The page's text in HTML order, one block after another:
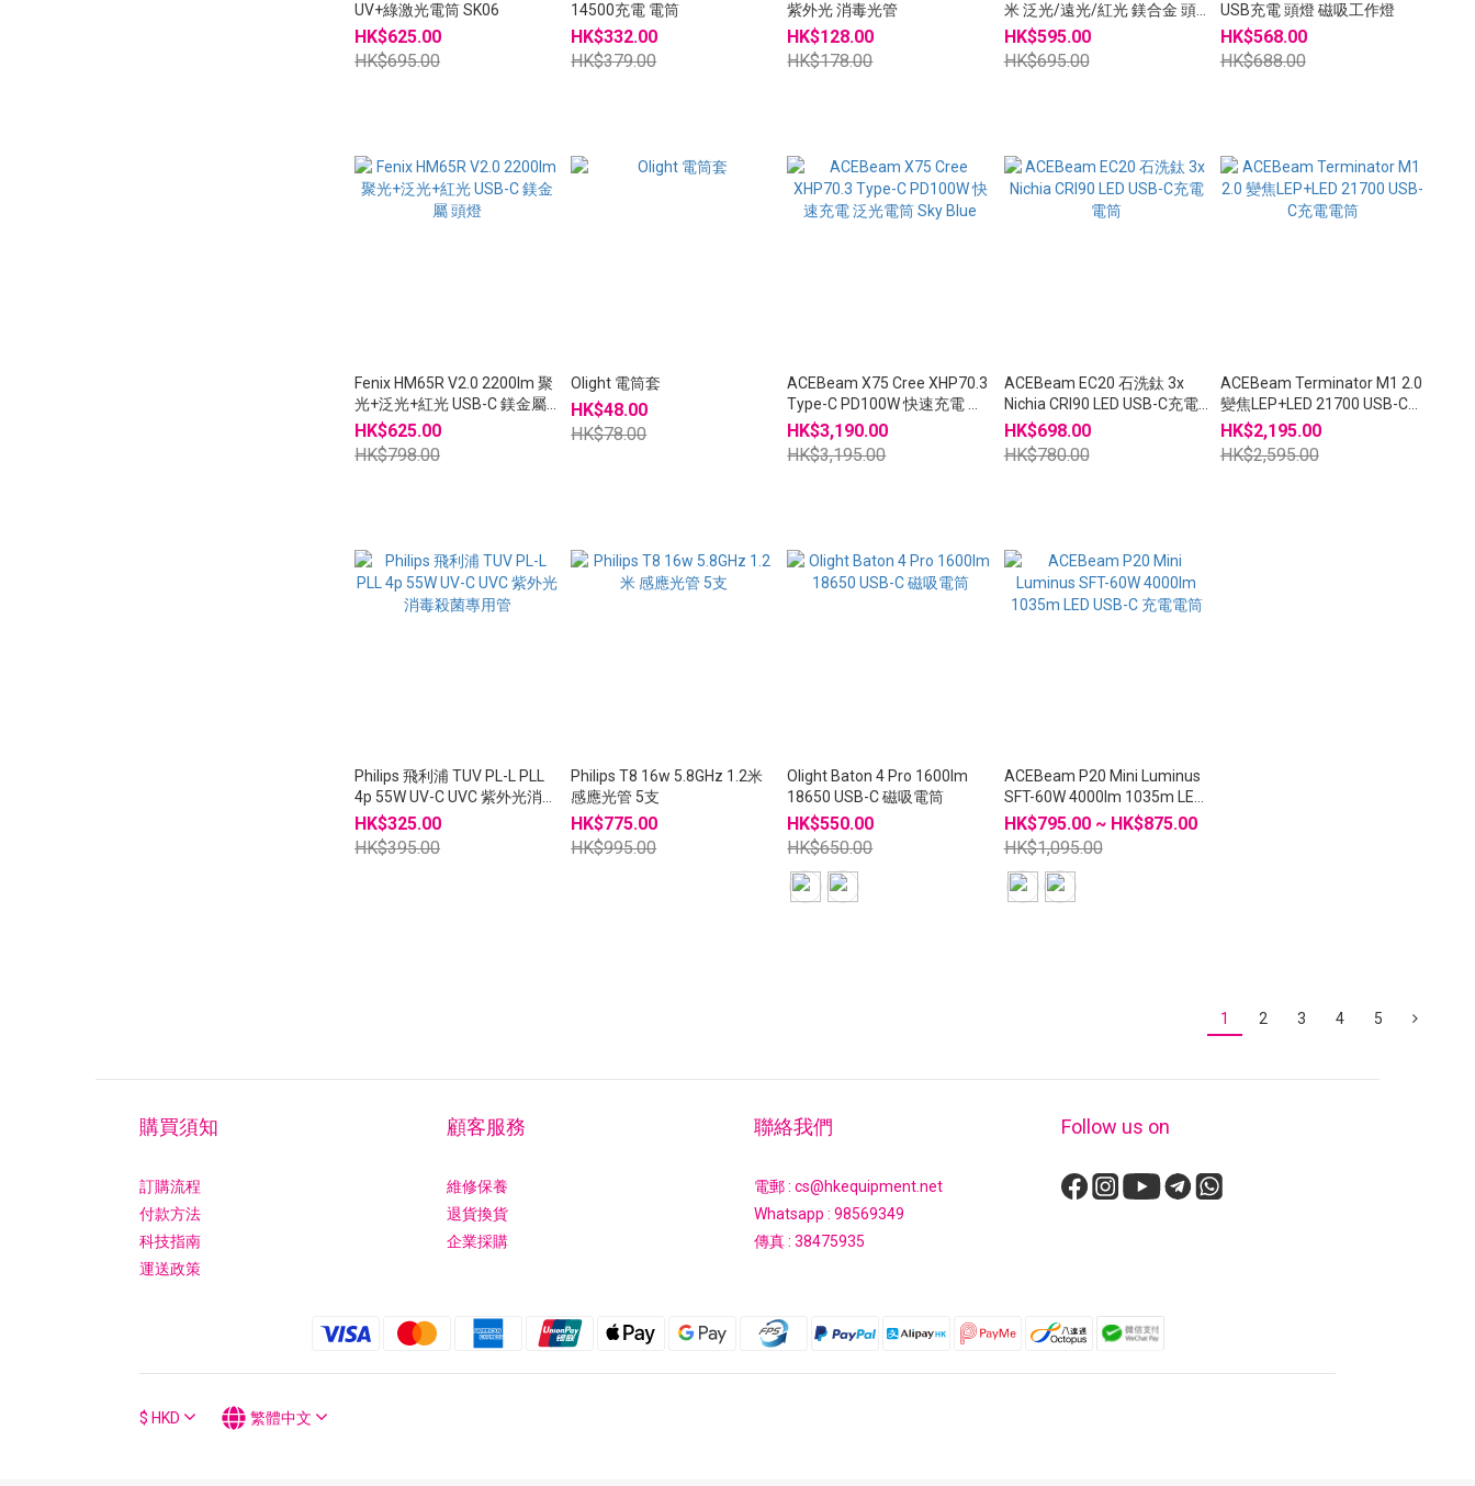
UV+綠激光電筒 SK06
HK$625.00
HK$695.00
14500充電 電筒
HK$332.00
HK$379.00
紫外光 消毒光管
HK$128.00
HK$178.00
米 泛光/遠光/紅光 鎂合金 頭
盔燈
HK$595.00
HK$695.00
USB充電 頭燈 磁吸工作燈
HK$568.00
HK$688.00
Fenix HM65R V2.0 2200lm 聚
光+泛光+紅光 USB-C 鎂金屬
頭燈
HK$625.00
HK$798.00
Olight 電筒套
HK$48.00
HK$78.00
ACEBeam X75 Cree XHP70.3
Type-C PD100W 快速充電 泛
光電筒 Sky Blue
HK$3,190.00
HK$3,195.00
ACEBeam EC20 石洗鈦 3x
Nichia CRI90 LED USB-C充電
電筒
HK$698.00
HK$780.00
ACEBeam Terminator M1 2.0
變焦LEP+LED 21700 USB-C充
電電筒
HK$2,195.00
HK$2,595.00
Philips 飛利浦 TUV PL-L PLL
4p 55W UV-C UVC 紫外光消毒
殺菌專用管
HK$325.00
HK$395.00
Philips T8 16w 5.8GHz 1.2米
感應光管 5支
HK$775.00
HK$995.00
Olight Baton 4 Pro 1600lm
18650 USB-C 磁吸電筒
HK$550.00
HK$650.00
ACEBeam P20 Mini Luminus
SFT-60W 4000lm 1035m LED
USB-C 充電電筒
HK$795.00 ~ HK$875.00
HK$1,095.00
1 2 3 4 5
購買須知
訂購流程
付款方法
科技指南
運送政策
顧客服務
維修保養
退貨換貨
企業採購
聯絡我們
電郵 : cs@hkequipment.net
Whatsapp : 98569349
傳真 : 38475935
Follow us on
$ HKD 繁體中文